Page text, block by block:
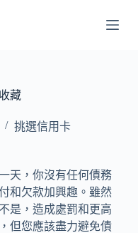
藏
挑選信用卡
天，你沒有任何債務
和欠款加興趣。雖然
是，造成處罰和更高
但您應該盡力避免債